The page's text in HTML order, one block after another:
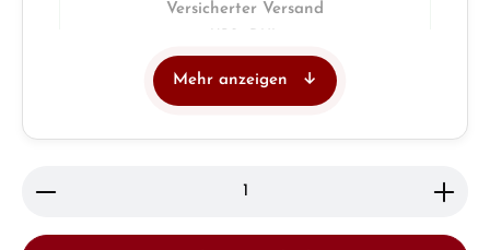
Versicherter Versand
Mehr anzeigen
Produkt Anzahl: Gib den gewünschten Wert ein